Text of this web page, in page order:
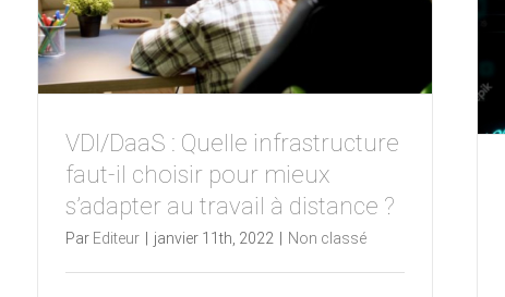
VDI/DaaS : Quelle infrastructure
faut-il choisir pour mieux
s’adapter au travail à distance ?
Par Editeur janvier 11th, 2022 Non classé